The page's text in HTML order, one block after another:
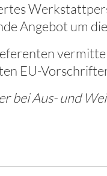
Angebot um
EU-
bei Aus- und